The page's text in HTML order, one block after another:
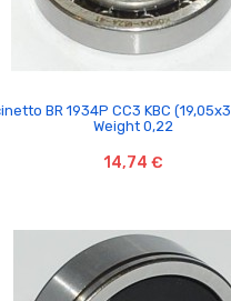

BR 1934P CC3 KBC
Weight 0,22
14,74 €